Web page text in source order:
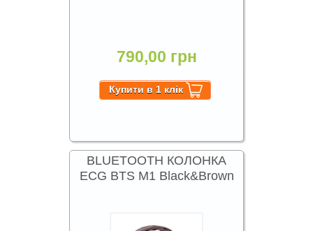
790,00 грн
BLUETOOTH КОЛОНКА
ECG BTS M1 Black&Brown